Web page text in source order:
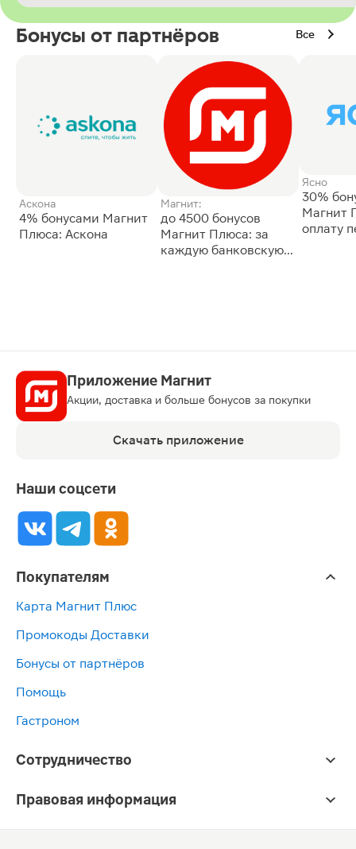
Бонусы от партнёров Все
Аскона
4% бонусами Магнит
Плюса: Аскона
Магнит:
до 4500 бонусов
Магнит Плюса: за
каждую банковскую
Ясно
30%
Магнит
оплату
Приложение Магнит
Акции, доставка и больше бонусов за покупки
Скачать приложение
Наши соцсети
Покупателям
Карта Магнит Плюс
Промокоды Доставки
Бонусы от партнёров
Помощь
Гастроном
Сотрудничество
Правовая информация